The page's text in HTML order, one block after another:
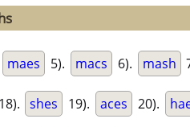
maes 5). macs 6). mash
18). shes 19). aces 20).